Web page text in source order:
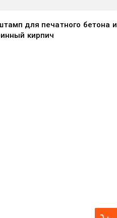
для печатного бетона и
кирпич